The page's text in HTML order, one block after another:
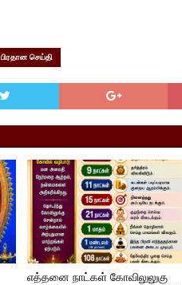
பிரதான செய்தி
எத்தனை நாட்கள் கோவிலுலுகு